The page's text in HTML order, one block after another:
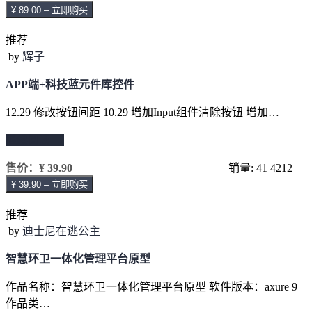
¥ 89.00 – 立即购买
推荐
by 辉子
APP端+科技蓝元件库控件
12.29 修改按钮间距 10.29 增加Input组件清除按钮 增加…
售价： ¥ 39.90 销量: 41 4212
¥ 39.90 – 立即购买
推荐
by 迪士尼在逃公主
智慧环卫一体化管理平台原型
作品名称：智慧环卫一体化管理平台原型 软件版本：axure 9
作品类…